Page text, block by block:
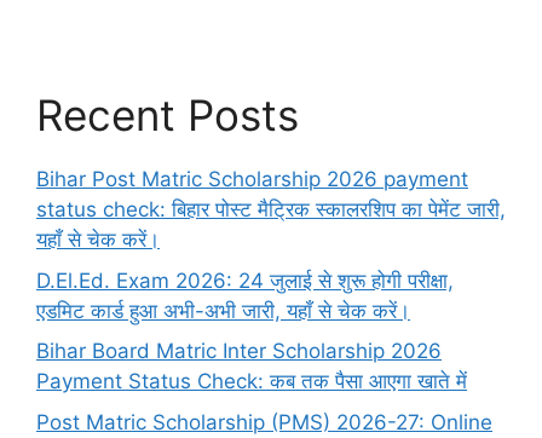
Recent Posts
Bihar Post Matric Scholarship 2026 payment
status check: बिहार पोस्ट मैट्रिक स्कालरशिप का पेमेंट जारी,
यहाँ से चेक करें।
D.El.Ed. Exam 2026: 24 जुलाई से शुरू होगी परीक्षा,
एडमिट कार्ड हुआ अभी-अभी जारी, यहाँ से चेक करें।
Bihar Board Matric Inter Scholarship 2026
Payment Status Check: कब तक पैसा आएगा खाते में
Post Matric Scholarship (PMS) 2026-27: Online